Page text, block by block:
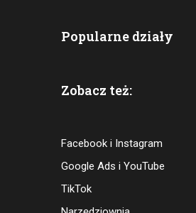
Popularne działy
Zobacz też:
Facebook i Instagram
Google Ads i YouTube
TikTok